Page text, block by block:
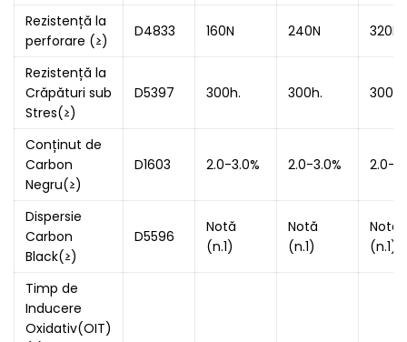
Rezistență la
perforare (≥)
D4833 160N 240N 320N
Rezistență la
Crăpături sub
Stres(≥)
D5397 300h. 300h. 300h.
Conținut de
Carbon
Negru(≥)
D1603 2.0-3.0% 2.0-3.0% 2.0-
Dispersie
Carbon
Black(≥)
D5596
Notă
(n.1)
Notă
(n.1)
Notă
(n.1)
Timp de
Inducere
Oxidativ(OIT)